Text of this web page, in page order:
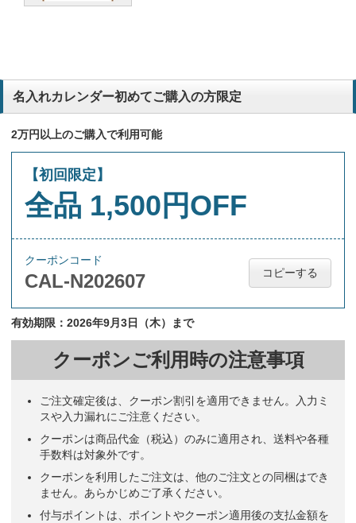
名入れカレンダー初めてご購入の方限定
2万円以上のご購入で利用可能
【初回限定】
全品 1,500円OFF
クーポンコード
CAL-N202607 コピーする
有効期限：2026年9月3日（木）まで
クーポンご利用時の注意事項
ご注文確定後は、クーポン割引を適用できません。入力ミ
スや入力漏れにご注意ください。
クーポンは商品代金（税込）のみに適用され、送料や各種
手数料は対象外です。
クーポンを利用したご注文は、他のご注文との同梱はでき
ません。あらかじめご了承ください。
付与ポイントは、ポイントやクーポン適用後の支払金額を